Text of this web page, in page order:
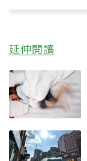
延伸閱讀